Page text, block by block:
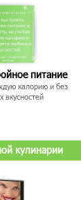
питание
калорию и без
вкусностей
кулинарии